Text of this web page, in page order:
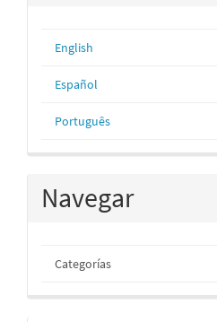
English
Español
Português
Navegar
Categorías